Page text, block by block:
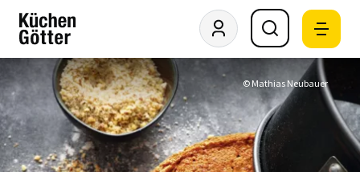
© Mathias Neubauer